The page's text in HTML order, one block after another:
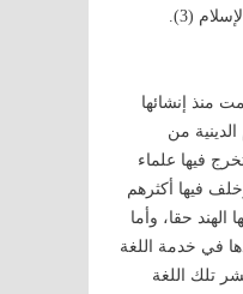
(3).
منذ إنشائها
الدينية من
فيها علماء
فيها أكثرهم
الهند حقا، وأما
في خدمة اللغة
تلك اللغة